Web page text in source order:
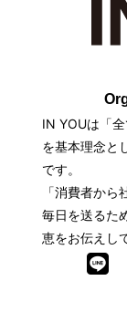
IN YOUは「
を基本理念と
です。
「消費者か
毎日を送るた
恵をお伝えし